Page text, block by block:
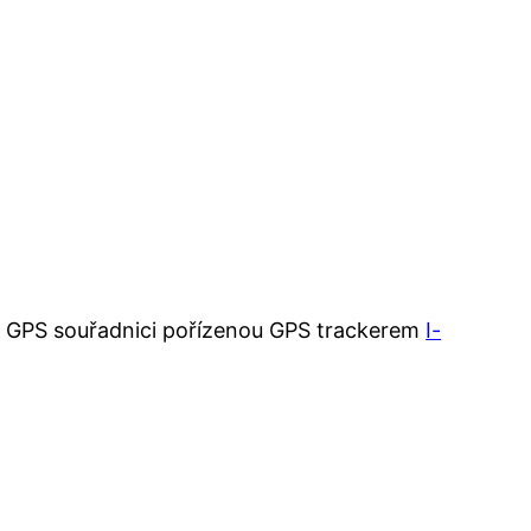
souřadnici pořízenou GPS trackerem I-